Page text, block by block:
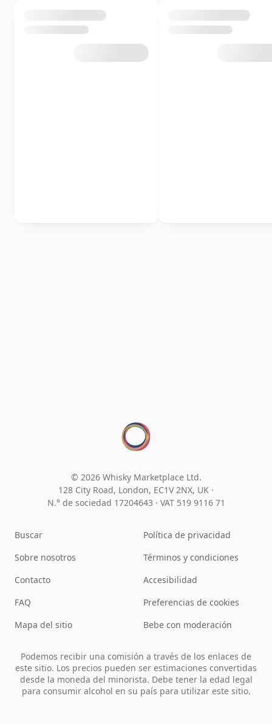
© 2026 Whisky Marketplace Ltd.
128 City Road, London, EC1V 2NX, UK ·
N.° de sociedad 17204643 · VAT 519 9116 71
Buscar
Sobre nosotros
Contacto
FAQ
Mapa del sitio
Política de privacidad
Términos y condiciones
Accesibilidad
Preferencias de cookies
Bebe con moderación
Podemos recibir una comisión a través de los enlaces de
este sitio. Los precios pueden ser estimaciones convertidas
desde la moneda del minorista. Debe tener la edad legal
para consumir alcohol en su país para utilizar este sitio.